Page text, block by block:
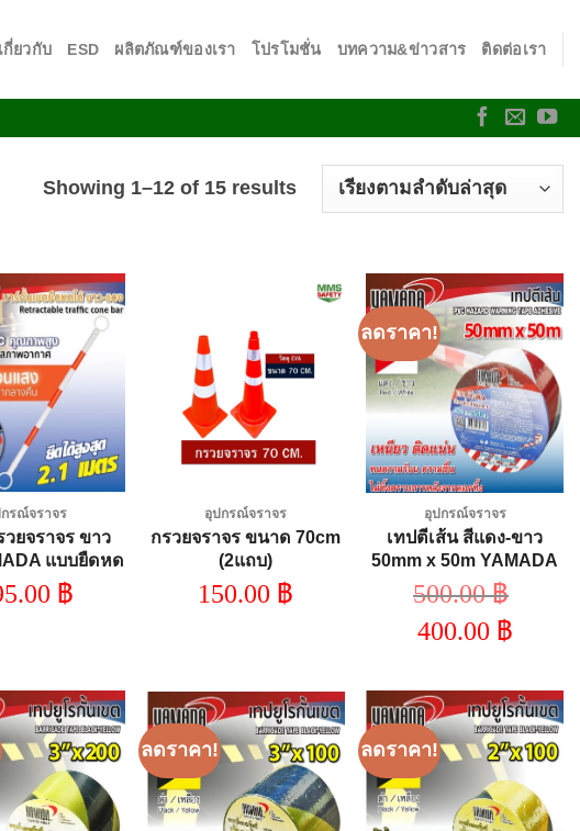
เกี่ยวกับ ESD ผลิตภัณฑ์ของเรา โปรโมชั่น บทความ&ข่าวสาร ติดต่อเรา
Showing 1–12 of 15 results
Add to
wishlist
รณ์จราจร
ยจราจร ขาว
แบบยืดหด
จากวัสดุ PVC
นทาน แถบขาว
฿
wishlist
อุปกรณ์จราจร
กรวยจราจร ขนาด 70cm
(2แถบ)
150.00 ฿
ลดราคา!
Add to
wishlist
อุปกรณ์จราจร
เทปตีเส้น สีแดง-ขาว
50mm x 50m YAMADA
500.00฿
Original
price
400.00 ฿
is:
400.00 ฿.
Add to
wishlist
ลดราคา!
Add to
wishlist
ลดราคา!
Add to
wishlist